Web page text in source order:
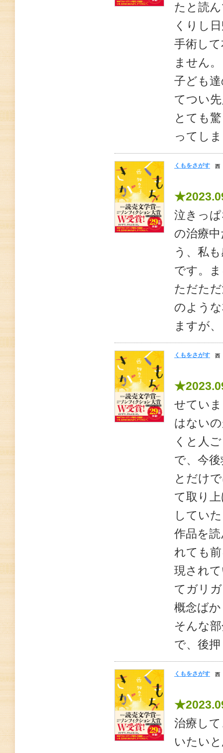
たと読
くりし
手術し
ません。
子ども
てつい
とても
ってし
くもをさがす 西
泣きっ
の治療
う、私
です。
ただた
のよう
ますが
くもをさがす 西
せてい
はない
くと人
で、今
とだけ
て取り
してい
作品を
れても
現され
てガリ
概念ば
そんな
で、後
くもをさがす 西
治療し
いたい